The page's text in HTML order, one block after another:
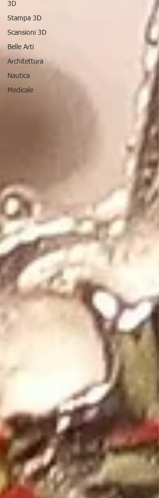
3D
Stampa 3D
Scansioni 3D
Belle Arti
Architettura
Nautica
Medicale